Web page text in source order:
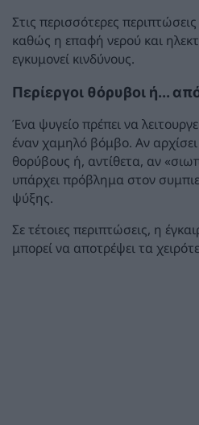
Στις περισσότερες περιπτώσεις
καθώς η επαφή νερού και
εγκυμονεί κινδύνους.
Περίεργοι θόρυβοι ή...
Ένα ψυγείο πρέπει να
έναν χαμηλό βόμβο. Αν
θορύβους ή, αντίθετα, αν
υπάρχει πρόβλημα στον
ψύξης.
Σε τέτοιες περιπτώσεις, η
μπορεί να αποτρέψει τα